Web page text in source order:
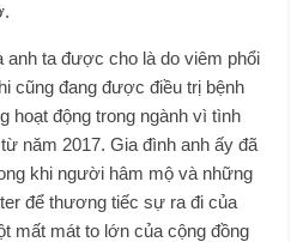
anh ta được cho là do viêm phổi
cũng đang được điều trị bệnh
hoạt động trong ngành vì tình
năm 2017. Gia đình anh ấy đã
khi người hâm mộ và những
để thương tiếc sự ra đi của
mất mát to lớn của cộng đồng